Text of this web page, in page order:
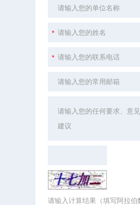
请输入计算结果（填写阿拉伯